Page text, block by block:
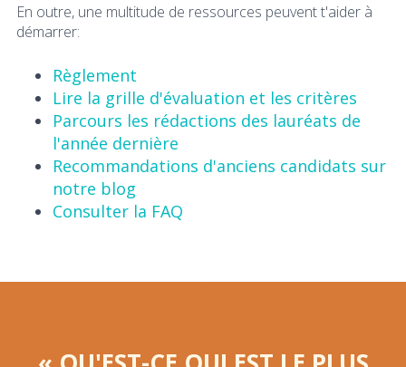
En outre, une multitude de ressources peuvent t'aider à
démarrer:
Règlement
Lire la grille d'évaluation et les critères
Parcours les rédactions des lauréats de
l'année dernière
Recommandations d'anciens candidats sur
notre blog
Consulter la FAQ